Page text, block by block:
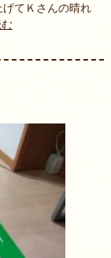
てＫさんの晴れ